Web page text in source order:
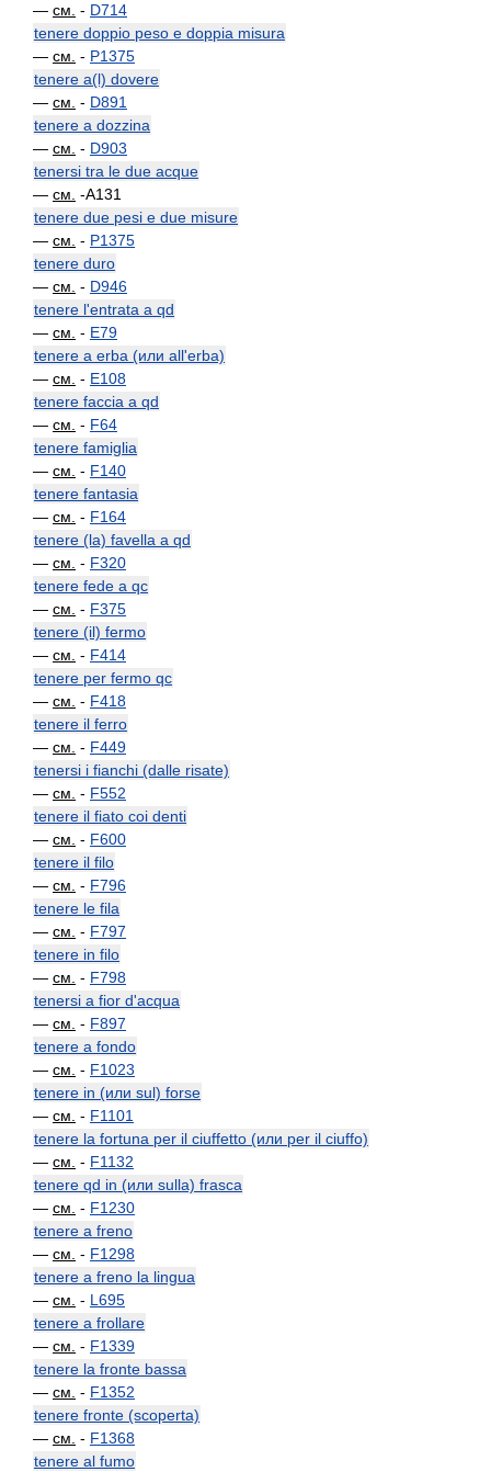
— см. - D714
tenere doppio peso e doppia misura
— см. - P1375
tenere a(l) dovere
— см. - D891
tenere a dozzina
— см. - D903
tenersi tra le due acque
— см. -A131
tenere due pesi e due misure
— см. - P1375
tenere duro
— см. - D946
tenere l'entrata a qd
— см. - E79
tenere a erba (или all'erba)
— см. - E108
tenere faccia a qd
— см. - F64
tenere famiglia
— см. - F140
tenere fantasia
— см. - F164
tenere (la) favella a qd
— см. - F320
tenere fede a qc
— см. - F375
tenere (il) fermo
— см. - F414
tenere per fermo qc
— см. - F418
tenere il ferro
— см. - F449
tenersi i fianchi (dalle risate)
— см. - F552
tenere il fiato coi denti
— см. - F600
tenere il filo
— см. - F796
tenere le fila
— см. - F797
tenere in filo
— см. - F798
tenersi a fior d'acqua
— см. - F897
tenere a fondo
— см. - F1023
tenere in (или sul) forse
— см. - F1101
tenere la fortuna per il ciuffetto (или per il ciuffo)
— см. - F1132
tenere qd in (или sulla) frasca
— см. - F1230
tenere a freno
— см. - F1298
tenere a freno la lingua
— см. - L695
tenere a frollare
— см. - F1339
tenere la fronte bassa
— см. - F1352
tenere fronte (scoperta)
— см. - F1368
tenere al fumo